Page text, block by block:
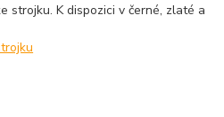
strojku. K dispozici v černé, zlaté a